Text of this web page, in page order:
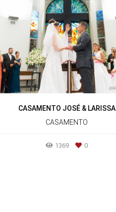
CASAMENTO JOSÉ & LARISSA
CASAMENTO
1369 0